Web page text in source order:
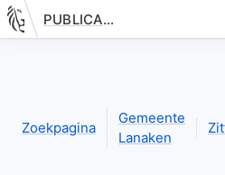
Nieuwe pagina: PUBLICATIE.GELINKT-NOTULEREN.VLAANDEREN.BE
Zoekpagina
Gemeente
Lanaken